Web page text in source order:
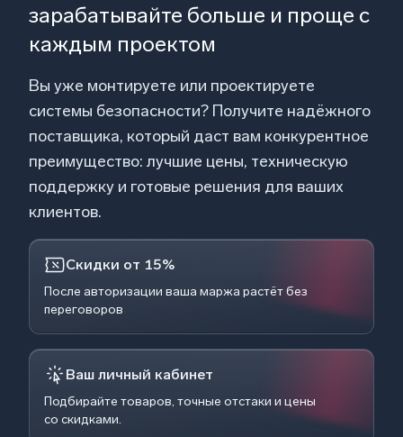
зарабатывайте больше и проще с
каждым проектом
Вы уже монтируете или проектируете
системы безопасности? Получите надёжного
поставщика, который даст вам конкурентное
преимущество: лучшие цены, техническую
поддержку и готовые решения для ваших
клиентов.
Скидки от 15%
После авторизации ваша маржа растёт без
переговоров
Ваш личный кабинет
Подбирайте товаров, точные отстаки и цены
со скидками.